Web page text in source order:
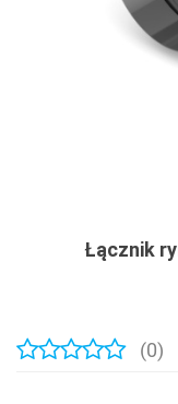
Łącznik
(0)